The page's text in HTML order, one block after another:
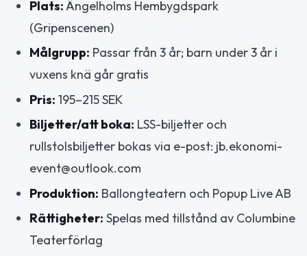
Plats: Ängelholms Hembygdspark
(Gripenscenen)
Målgrupp: Passar från 3 år; barn under 3 år i
vuxens knä går gratis
Pris: 195–215 SEK
Biljetter/att boka: LSS-biljetter och
rullstolsbiljetter bokas via e-post: jb.ekonomi-
event@outlook.com
Produktion: Ballongteatern och Popup Live AB
Rättigheter: Spelas med tillstånd av Columbine
Teaterförlag